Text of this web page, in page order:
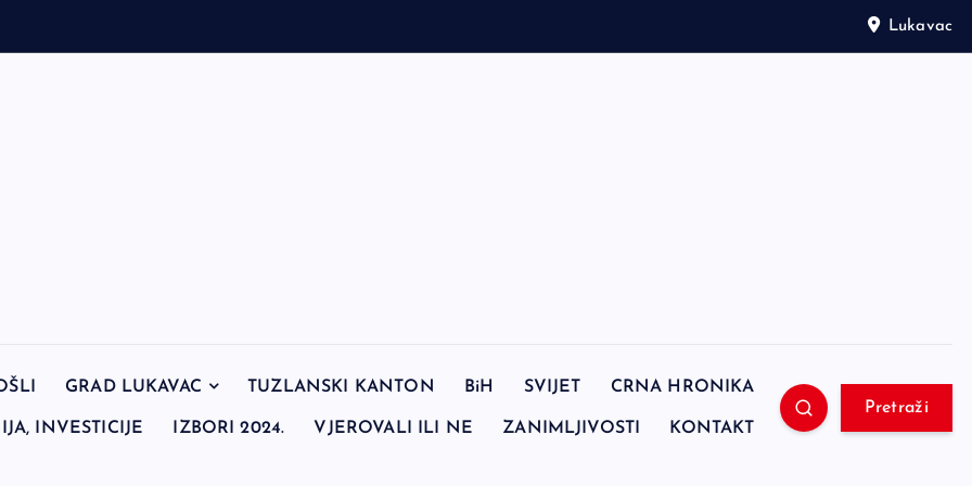
Lukavac
GRAD LUKAVAC TUZLANSKI KANTON BiH SVIJET CRNA HRONIKA
INVESTICIJE IZBORI 2024. VJEROVALI ILI NE ZANIMLJIVOSTI KONTAKT
Pretraži